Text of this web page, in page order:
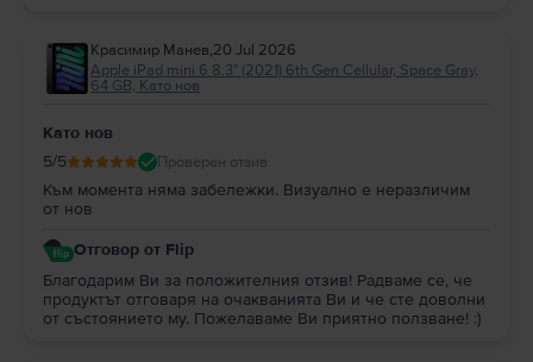
Красимир Манев,20 Jul 2026
Apple iPad mini 6 8.3" (2021) 6th Gen Cellular, Space Gray,
64 GB, Като нов
Като нов
5/5 Проверен отзив
Към момента няма забележки. Визуално е неразличим
от нов
Отговор от Flip
Благодарим Ви за положителния отзив! Радваме се, че
продуктът отговаря на очакванията Ви и че сте доволни
от състоянието му. Пожелаваме Ви приятно ползване! :)